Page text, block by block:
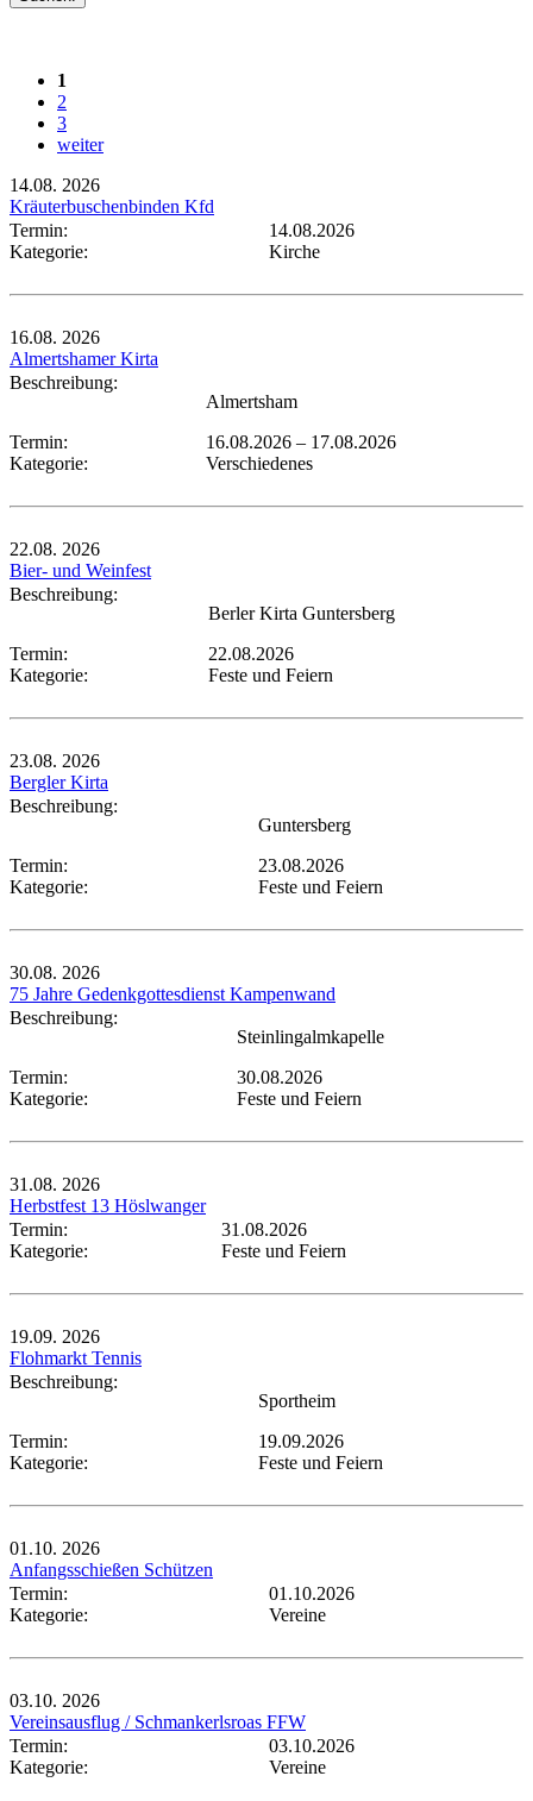
1
2
3
weiter
14.08. 2026
Kräuterbuschenbinden Kfd
Termin:
14.08.2026
Kategorie:
Kirche
16.08. 2026
Almertshamer Kirta
Beschreibung:
Almertsham
Termin:
16.08.2026 – 17.08.2026
Kategorie:
Verschiedenes
22.08. 2026
Bier- und Weinfest
Beschreibung:
Berler Kirta Guntersberg
Termin:
22.08.2026
Kategorie:
Feste und Feiern
23.08. 2026
Bergler Kirta
Beschreibung:
Guntersberg
Termin:
23.08.2026
Kategorie:
Feste und Feiern
30.08. 2026
75 Jahre Gedenkgottesdienst Kampenwand
Beschreibung:
Steinlingalmkapelle
Termin:
30.08.2026
Kategorie:
Feste und Feiern
31.08. 2026
Herbstfest 13 Höslwanger
Termin:
31.08.2026
Kategorie:
Feste und Feiern
19.09. 2026
Flohmarkt Tennis
Beschreibung:
Sportheim
Termin:
19.09.2026
Kategorie:
Feste und Feiern
01.10. 2026
Anfangsschießen Schützen
Termin:
01.10.2026
Kategorie:
Vereine
03.10. 2026
Vereinsausflug / Schmankerlsroas FFW
Termin:
03.10.2026
Kategorie:
Vereine